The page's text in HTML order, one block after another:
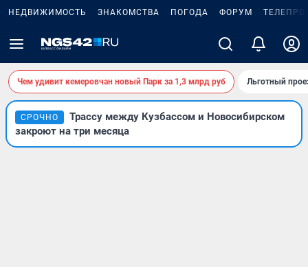
НЕДВИЖИМОСТЬ ЗНАКОМСТВА ПОГОДА ФОРУМ
Чем удивит кемеровчан новый Парк за 1,3 млрд руб Льготный
СРОЧНО
Трассу между Кузбассом и Новосибирском
закроют на три месяца